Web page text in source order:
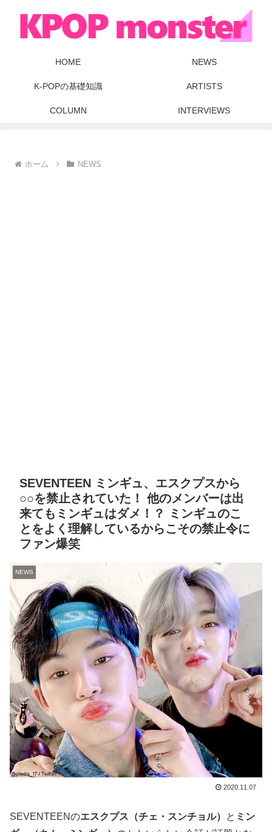
HOME NEWS
K-POPの基礎知識 ARTISTS
COLUMN INTERVIEWS
ホーム NEWS
SEVENTEEN ミンギュ、エスクプスから
○○を禁止されていた！ 他のメンバーは出
来てもミンギュはダメ！？ ミンギュのこ
とをよく理解しているからこその禁止令に
ファン爆笑
NEWS
2020.11.07
SEVENTEENのエスクプス（チェ・スンチョル） と ミン